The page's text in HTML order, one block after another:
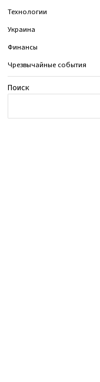
Технологии
Украина
Финансы
Чрезвычайные события
Поиск